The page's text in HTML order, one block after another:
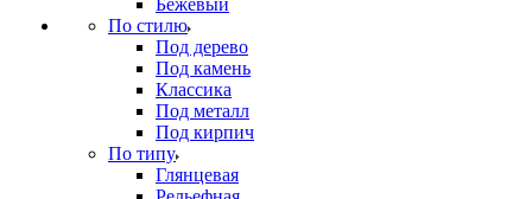
Бежевый
По стилю
Под дерево
Под камень
Классика
Под металл
Под кирпич
По типу
Глянцевая